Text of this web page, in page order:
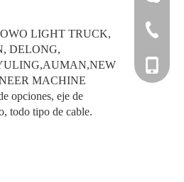
LIGHT TRUCK,
DELONG,
MACHINE
opciones, eje de
todo tipo de cable.
+86-
+86-